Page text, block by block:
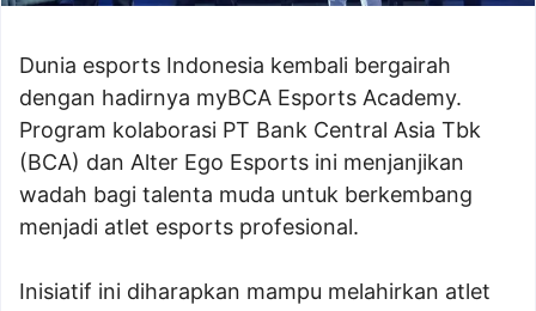
Dunia esports Indonesia kembali bergairah
dengan hadirnya myBCA Esports Academy.
Program kolaborasi PT Bank Central Asia Tbk
(BCA) dan Alter Ego Esports ini menjanjikan
wadah bagi talenta muda untuk berkembang
menjadi atlet esports profesional.
Inisiatif ini diharapkan mampu melahirkan atlet